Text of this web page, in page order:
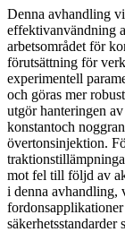
Denna avhandling
effektivanvändning
arbetsområdet för
förutsättning för
experimentell
och göras mer
utgör hanteringen
konstantoch
övertonsinjektion.
mot fel till följd av
i denna avhandling,
säkerhetsstandarder